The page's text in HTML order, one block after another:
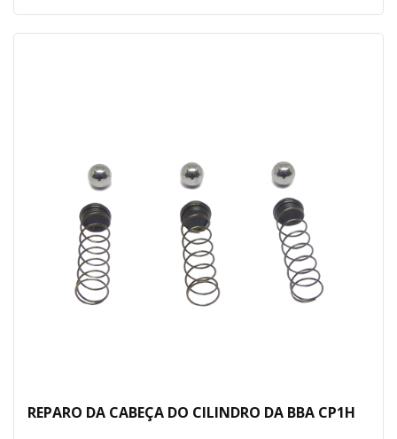
REPARO DA CABEÇA DO CILINDRO DA BBA CP1H